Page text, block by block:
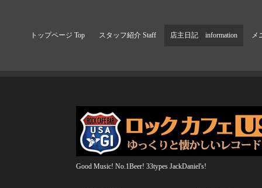
トップページ Top スタッフ紹介 Staff 店主日記 information メ
Good Music! No.1Beer! 33types JackDaniel's!